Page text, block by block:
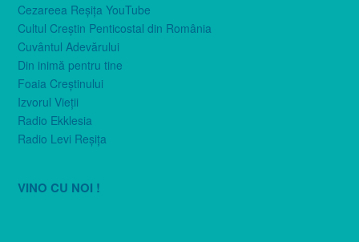
Cezareea Reşiţa YouTube
Cultul Creştin Penticostal din România
Cuvântul Adevărului
Din inimă pentru tine
Foaia Creştinului
Izvorul Vieţii
Radio Ekklesia
Radio Levi Reşiţa
VINO CU NOI !